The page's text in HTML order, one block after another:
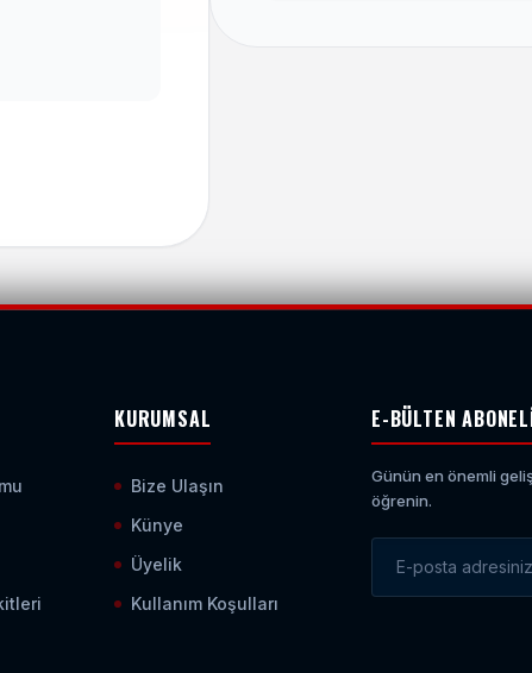
KURUMSAL
Bize Ulaşın
Künye
Üyelik
Kullanım Koşulları
E-BÜLTEN
Günün en önemli
öğrenin.
E-posta